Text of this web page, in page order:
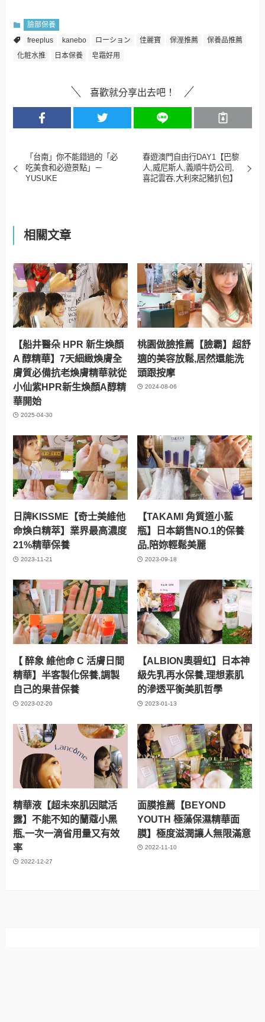
臉部保養
freeplus
kanebo ローション 佳麗寶 保溼推薦
保養品推薦
化粧水推
日本保養 皂霜好用
喜歡就分享出去吧！
「台南」你不能錯過的「必
吃美食和必遊景點」－
YUSUKE
春遊澳門自由行DAY1【巴黎
人,威尼斯人,義順牛奶公司,
喜記雲吞,大利來記豬扒包】
相關文章
【船井醫朵 HPR 新生煥顏
A 醇精華】7天細緻煥膚全
膚質必備抗老煥膚精華就從
小仙紫HPR新生煥顏A醇精
華開始
2025-04-30
桃園做臉推薦【臉霸】超舒
適的美容放鬆,居然還能洗
頭跟按摩
2024-08-06
日牌KISSME【奇士美維他
命煥白精萃】業界最高濃度
21%精華保養
2023-11-21
【TAKAMI 角質道小藍
瓶】日本銷售NO.1的保養
品,陪妳輕鬆美麗
2023-09-18
【 醉象 維他命 C 活膚日間
精華】半客製化保養,調製
自己的果昔保養
2023-02-20
【ALBION奧碧虹】日本神
級先乳再水保養,理想素肌
的滲透平衡美肌哲學
2023-01-13
精華液【超未來肌因賦活
露】不能不知的蘭蔻小黑
瓶,一次一滴省用量又有效
率
2022-12-27
面膜推薦【BEYOND
YOUTH 極藻保濕精華面
膜】極度滋潤讓人無限滿意
2022-11-10